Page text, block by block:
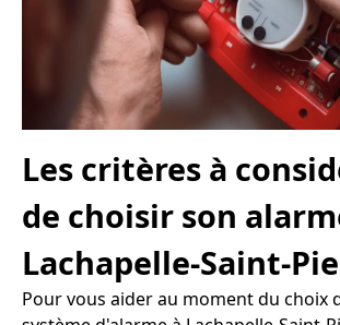
Les critères à
de choisir son
Lachapelle-Saint-
Pour vous aider au moment du choix